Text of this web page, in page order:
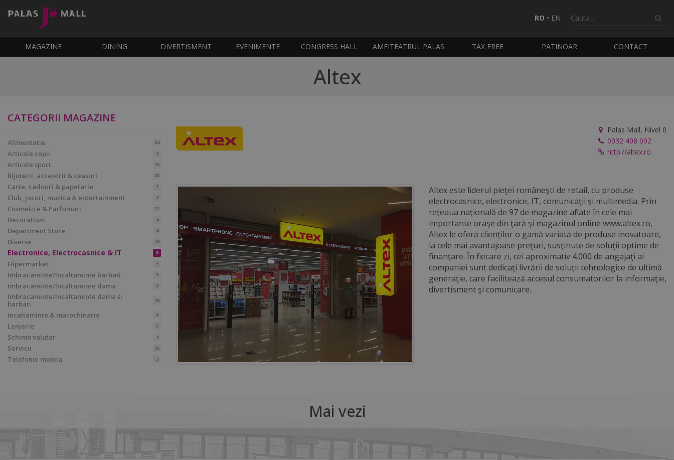
RO • EN
MAGAZINE DINING DIVERTISMENT EVENIMENTE CONGRESS HALL AMFITEATRUL PALAS TAX FREE PATINOAR CONTACT
Altex
CATEGORII MAGAZINE
Alimentatie 34
Articole copii 2
Articole sport 10
Bijuterii, accesorii & ceasuri 20
Carte, cadouri & papetarie 1
Club, jocuri, muzica & entertainment 2
Cosmetice & Parfumuri 21
Decoratiuni 4
Department Store 4
Diverse 16
Electronice, Electrocasnice & IT 8
Hipermarket 1
Imbracaminte/Incaltaminte barbati 3
Imbracaminte/Incaltaminte dama 9
Imbracaminte/Incaltaminte dama si
barbati
18
Incaltaminte & marochinarie 8
Lenjerie 5
Schimb valutar 4
Servicii 35
Telefonie mobila 3
Palas Mall, Nivel 0
0332 408 092
http://altex.ro
Altex este liderul pieţei româneşti de retail, cu produse
electrocasnice, electronice, IT, comunicaţii şi multimedia. Prin
reţeaua naţională de 97 de magazine aflate în cele mai
importante oraşe din ţară şi magazinul online www.altex.ro,
Altex le oferă clienţilor o gamă variată de produse inovatoare,
la cele mai avantajoase preţuri, susţinute de soluţii optime de
finanţare. În fiecare zi, cei aproximativ 4.000 de angajaţi ai
companiei sunt dedicaţi livrării de soluţii tehnologice de ultimă
generaţie, care facilitează accesul consumatorilor la informaţie,
divertisment şi comunicare.
Mai vezi